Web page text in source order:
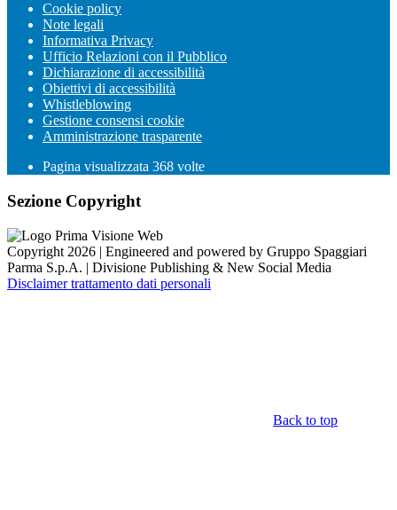
Cookie policy
Note legali
Informativa Privacy
Ufficio Relazioni con il Pubblico
Dichiarazione di accessibilità
Obiettivi di accessibilità
Whistleblowing
Gestione consensi cookie
Amministrazione trasparente
Pagina visualizzata 368 volte
Sezione Copyright
Copyright 2026 | Engineered and powered by Gruppo Spaggiari
Parma S.p.A. | Divisione Publishing & New Social Media
Disclaimer trattamento dati personali
Back to top